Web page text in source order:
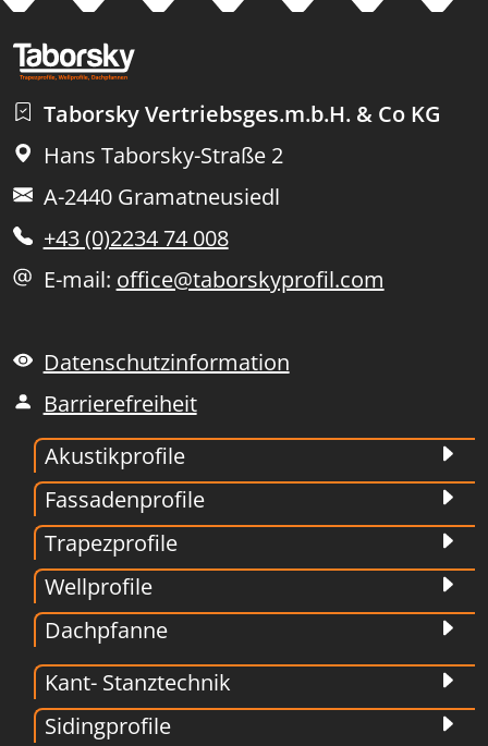
Taborsky Vertriebsges.m.b.H. & Co KG
Hans Taborsky-Straße 2
A-2440 Gramatneusiedl
+43 (0)2234 74 008
E-mail: office@taborskyprofil.com
Datenschutzinformation
Barrierefreiheit
Akustikprofile
Fassadenprofile
Trapezprofile
Wellprofile
Dachpfanne
Kant- Stanztechnik
Sidingprofile